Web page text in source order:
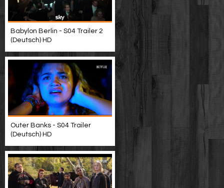
Babylon Berlin - S04 Trailer 2
(Deutsch) HD
Outer Banks - S04 Trailer
(Deutsch) HD